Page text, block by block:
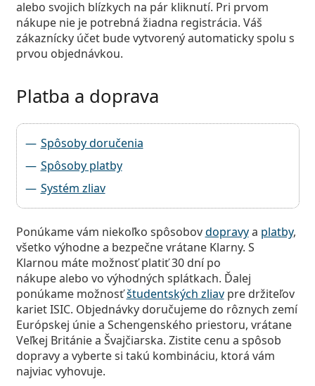
Persol
Prada
alebo svojich blízkych na pár kliknutí. Pri prvom
nákupe nie je potrebná žiadna registrácia. Váš
zákaznícky účet bude vytvorený automaticky spolu s
prvou objednávkou.
Platba a doprava
Spôsoby doručenia
Spôsoby platby
Systém zliav
Ponúkame vám niekoľko spôsobovdopravya platby,
všetko výhodne a bezpečne vrátane Klarny. S
Klarnou máte možnosť platiť 30 dní po
nákupe alebo vo výhodných splátkach. Ďalej
ponúkame možnosťštudentských zliavpre držiteľov
kariet ISIC. Objednávky doručujeme do rôznych zemí
Európskej únie a Schengenského priestoru, vrátane
Veľkej Británie a Švajčiarska. Zistite cenu a spôsob
dopravy a vyberte si takú kombináciu, ktorá vám
najviac vyhovuje.